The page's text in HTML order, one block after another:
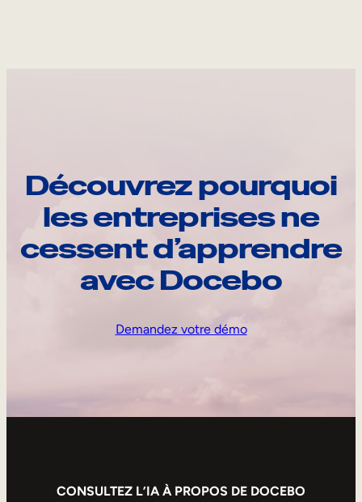
Découvrez pourquoi
les entreprises ne
cessent d’apprendre
avec Docebo
Demandez votre démo
CONSULTEZ L’IA À PROPOS DE DOCEBO